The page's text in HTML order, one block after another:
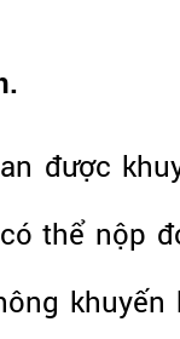
được
thể nộp